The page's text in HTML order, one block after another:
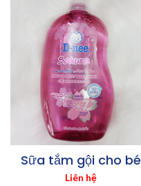
Sữa tắm gội cho bé
Liên hệ